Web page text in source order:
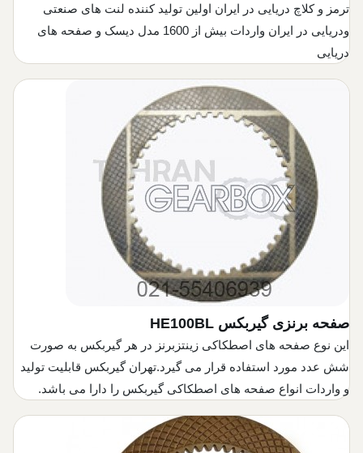
ترمز و کلاچ دریایی در ایران اولین تولید کننده لنت های صنعتی
ودریایی در ایران واردات بیش از 1600 مدل دیسک و صفحه های
دریایی
صفحه برنزی گیربکس HE100BL
این نوع صفحه های اصطکاکی زینتزبرنز در هر گیربکس به صورت
شش عدد مورد استفاده قرار می گیرد.تهران گیربکس قابلیت تولید
و واردات انواع صفحه های اصطکاکی گیربکس را دارا می باشد.